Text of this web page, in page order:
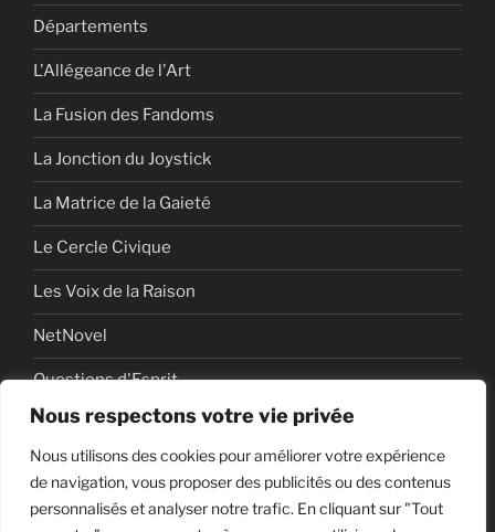
Nous respectons votre vie privée
Nous utilisons des cookies pour améliorer votre expérience
de navigation, vous proposer des publicités ou des contenus
personnalisés et analyser notre trafic. En cliquant sur "Tout
Départements
L'Allégeance de l'Art
La Fusion des Fandoms
La Jonction du Joystick
La Matrice de la Gaieté
Le Cercle Civique
Les Voix de la Raison
NetNovel
Questions d'Esprit
Série
Série vidéo